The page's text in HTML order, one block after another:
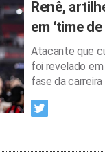
Renê,
em ‘time
Atacante que
foi revelado
fase da